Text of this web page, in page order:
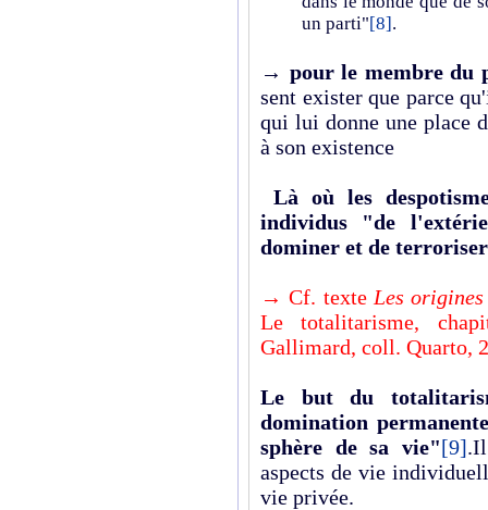
un parti"[8].
→ pour le membre du
sent exister que parce
qui lui donne une place
à son existence
Là où les
individus "de
dominer et de
→ Cf. texteLes
Le totalitarisme,
Gallimard, coll. Quarto,
Le but du
domination
sphère de sa vie"[9]
aspects de vie
vie privée.